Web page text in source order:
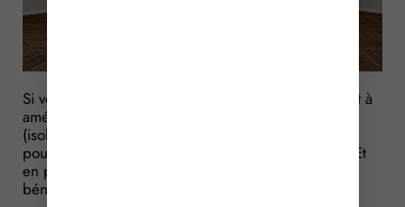
Si vous envisagez de faire réaliser des travaux visant à
améliorer la qualité énergétique de votre logement
(isolation, équipements de chauffage, etc.), vous
pourrez bénéficier d’un crédit d’impôt spécifique. Et
en plus de ce coup de pouce fiscal, vous pourrez
bénéficier d’un coup de pouce financier…